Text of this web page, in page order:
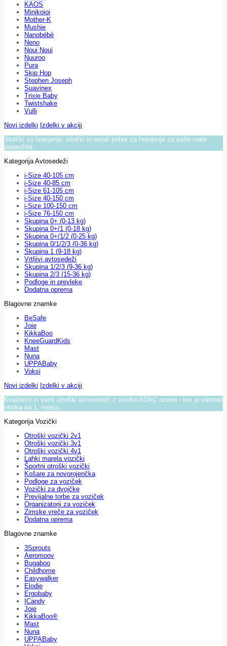
KAOS
Minikoioi
Mother-K
Mushie
Nanobébé
Neno
Noui Noui
Nuuroo
Pura
Skip Hop
Stephen Joseph
Suavinex
Trixie Baby
Twistshake
Vulli
Novi izdelki Izdelki v akciji
Stolčki za hranjenje, slinčki in ostali pribor za hranjenje za vaše male
papavčke.
Kategorija Avtosedeži
i-Size 40-105 cm
i-Size 40-85 cm
i-Size 61-105 cm
i-Size 40-150 cm
i-Size 100-150 cm
i-Size 76-150 cm
Skupina 0+ (0-13 kg)
Skupina 0+/1 (0-18 kg)
Skupina 0+/1/2 (0-25 kg)
Skupina 0/1/2/3 (0-36 kg)
Skupina 1 (9-18 kg)
Vrtljivi avtosedeži
Skupina 1/2/3 (9-36 kg)
Skupina 2/3 (15-36 kg)
Podloge in prevleke
Dodatna oprema
Blagovne znamke
BeSafe
Joie
KikkaBoo
KneeGuardKids
Mast
Nuna
UPPABaby
Voksi
Novi izdelki Izdelki v akciji
Kvalitetni in varni otroški avtosedeži z visoko ADAC oceno - ker je varnost
otroka na 1. mestu.
Kategorija Vozički
Otroški vozički 2v1
Otroški vozički 3v1
Otroški vozički 4v1
Lahki marela vozički
Športni otroški vozički
Košare za novorojenčka
Podloge za voziček
Vozički za dvojčke
Previjalne torbe za voziček
Organizatorji za voziček
Zimske vreče za voziček
Dodatna oprema
Blagovne znamke
3Sprouts
Aeromoov
Bugaboo
Childhome
Easywalker
Elodie
Ergobaby
ICandy
Joie
KikkaBoo®
Mast
Nuna
UPPABaby